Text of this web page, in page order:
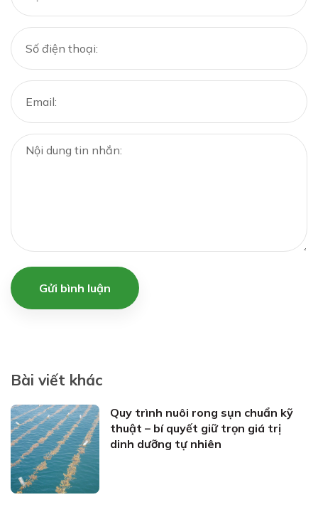
Gửi bình luận
Bài viết khác
Quy trình nuôi rong sụn chuẩn kỹ
thuật – bí quyết giữ trọn giá trị
dinh dưỡng tự nhiên